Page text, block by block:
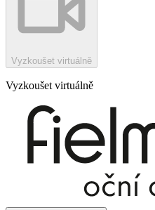
Vyzkoušet virtuálně
Vyzkoušet virtuálně